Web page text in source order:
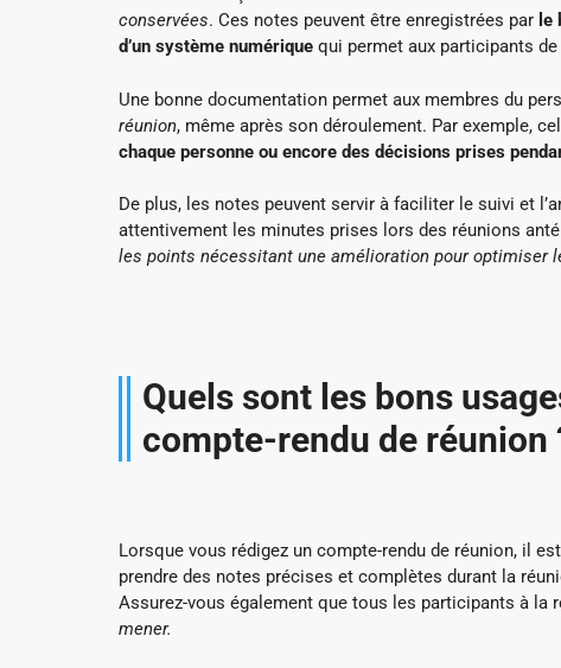
conservées. Ces notes peuvent être enregistrées par le
d’un système numérique qui permet aux participants
Une bonne documentation permet aux membres du
réunion, même après son déroulement. Par exemple,
chaque personne ou encore des décisions prises
De plus, les notes peuvent servir à faciliter le suivi et
attentivement les minutes prises lors des réunions
les points nécessitant une amélioration pour optimiser
Quels sont les bons
compte-rendu de réunion
Lorsque vous rédigez un compte-rendu de réunion, il
prendre des notes précises et complètes durant la
Assurez-vous également que tous les participants à la
mener.